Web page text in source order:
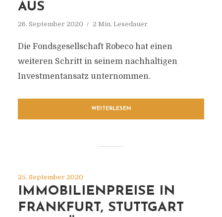
US
26. September 2020 2 Min. Lesedauer
Die Fondsgesellschaft Robeco hat einen
weiteren Schritt in seinem nachhaltigen
Investmentansatz unternommen.
WEITERLESEN
25. September 2020
IMMOBILIENPREISE IN
FRANKFURT, STUTTGART